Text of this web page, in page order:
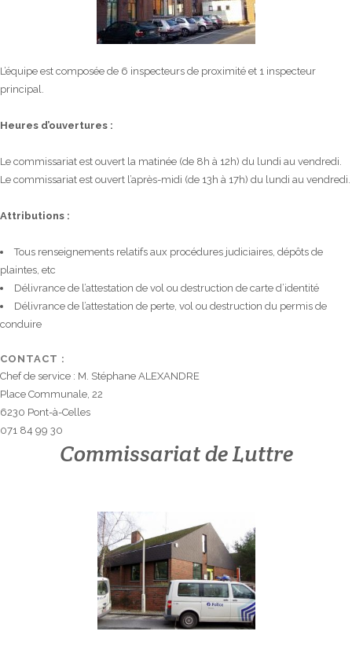
L’équipe est composée de 6 inspecteurs de proximité et 1 inspecteur
principal.
Heures d’ouvertures :
Le commissariat est ouvert la matinée (de 8h à 12h) du lundi au vendredi.
Le commissariat est ouvert l’après-midi (de 13h à 17h) du lundi au vendredi.
Attributions :
Tous renseignements relatifs aux procédures judiciaires, dépôts de
plaintes, etc
Délivrance de l’attestation de vol ou destruction de carte d’identité
Délivrance de l’attestation de perte, vol ou destruction du permis de
conduire
CONTACT :
Chef de service : M. Stéphane ALEXANDRE
Place Communale, 22
6230 Pont-à-Celles
071 84 99 30
Commissariat de Luttre